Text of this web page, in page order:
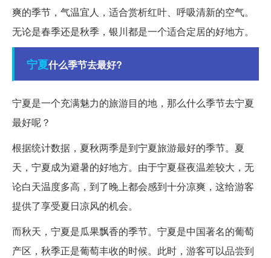
爽的季节，气温宜人，适合赏析红叶、呼吸清新的空气。
无论是春季还是秋季，银川都是一个适合定居的好地方。
宁夏什么季节去最好?
宁夏是一个充满魅力的旅游目的地，那么什么季节去宁夏
最好呢？
根据统计数据，夏秋两季是到宁夏旅游最好的季节。夏
天，宁夏成为避暑的好地方。由于宁夏昼夜温差较大，无
论白天温度多高，到了晚上都会感到十分凉爽，这给游客
提供了享受夏日凉风的机会。
而秋天，宁夏是瓜果飘香的季节。宁夏是中国著名的葡萄
产区，秋季正是葡萄丰收的时候。此时，游客可以品尝到